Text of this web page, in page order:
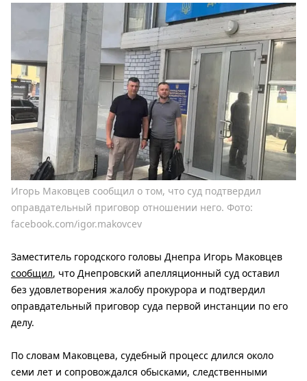
Игорь Маковцев сообщил о том, что суд подтвердил
оправдательный приговор отношении него. Фото:
facebook.com/igor.makovcev
Заместитель городского головы Днепра Игорь Маковцев
сообщил, что Днепровский апелляционный суд оставил
без удовлетворения жалобу прокурора и подтвердил
оправдательный приговор суда первой инстанции по его
делу.
По словам Маковцева, судебный процесс длился около
семи лет и сопровождался обысками, следственными